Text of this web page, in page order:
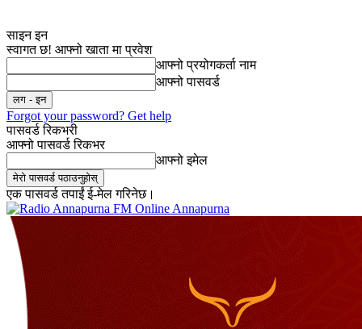
साइन इन
स्वागत छ! आफ्नो खाता मा प्रवेश
आफ्नो प्रयोगकर्ता नाम
आफ्नो पासवर्ड
Forgot your password? Get help
पासवर्ड रिकभरी
आफ्नो पासवर्ड रिकभर
आफ्नो इमेल
एक पासवर्ड तपाईं ई-मेल गरिनेछ।
Online Annapurna